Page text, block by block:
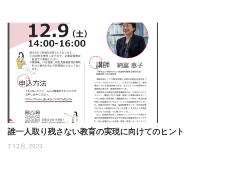
誰一人取り残さない教育の実現に向けてのヒント
7 12月, 2023